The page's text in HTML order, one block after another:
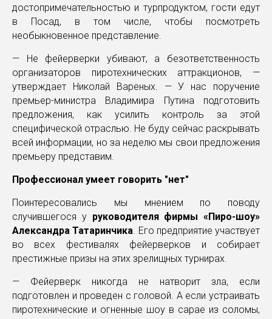
достопримечательностью и турпродуктом, гости едут
в Посад, в том числе, чтобы посмотреть
необыкновенное представление.
— Не фейерверки убивают, а безответственность
организаторов пиротехнических аттракционов, —
утверждает Николай Вареных. — У нас поручение
премьер-министра Владимира Путина подготовить
предложения, как усилить контроль за этой
специфической отраслью. Не буду сейчас раскрывать
всей информации, но за неделю мы свои предложения
премьеру представим.
Профессионал умеет говорить "нет"
Поинтересовались мы мнением по поводу
случившегося у руководителя фирмы «Пиро-шоу»
Александра Татаринчика . Его предприятие участвует
во всех фестивалях фейерверков и собирает
престижные призы на этих зрелищных турнирах.
— Фейерверк никогда не натворит зла, если
подготовлен и проведен с головой. А если устраивать
пиротехнические и огненные шоу в сарае из соломы,